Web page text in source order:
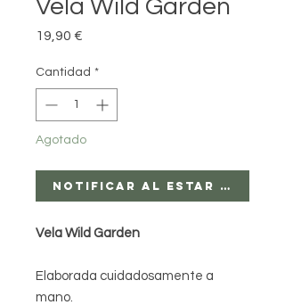
Vela Wild Garden
19,90 €
Cantidad *
Agotado
Notificar al estar
Vela Wild Garden
Elaborada cuidadosamente a
mano.